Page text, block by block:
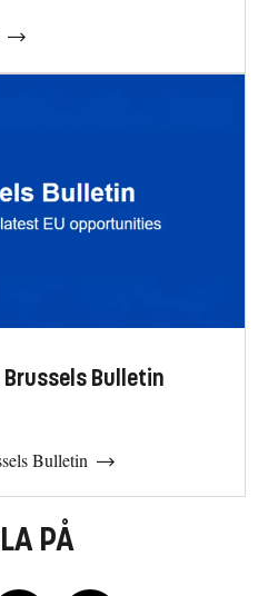
Brussels Bulletin
Bulletin
PÅ